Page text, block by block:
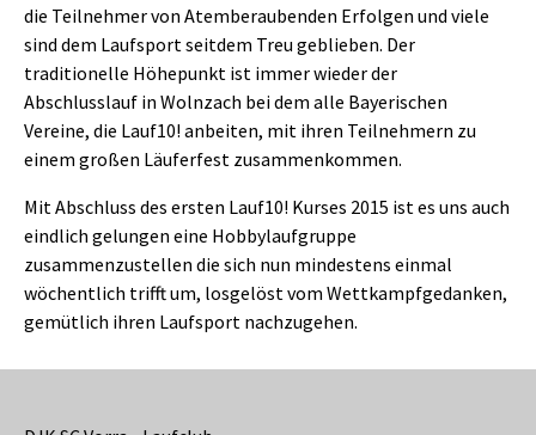
die Teilnehmer von Atemberaubenden Erfolgen und viele
sind dem Laufsport seitdem Treu geblieben. Der
traditionelle Höhepunkt ist immer wieder der
Abschlusslauf in Wolnzach bei dem alle Bayerischen
Vereine, die Lauf10! anbeiten, mit ihren Teilnehmern zu
einem großen Läuferfest zusammenkommen.
Mit Abschluss des ersten Lauf10! Kurses 2015 ist es uns auch
eindlich gelungen eine Hobbylaufgruppe
zusammenzustellen die sich nun mindestens einmal
wöchentlich trifft um, losgelöst vom Wettkampfgedanken,
gemütlich ihren Laufsport nachzugehen.